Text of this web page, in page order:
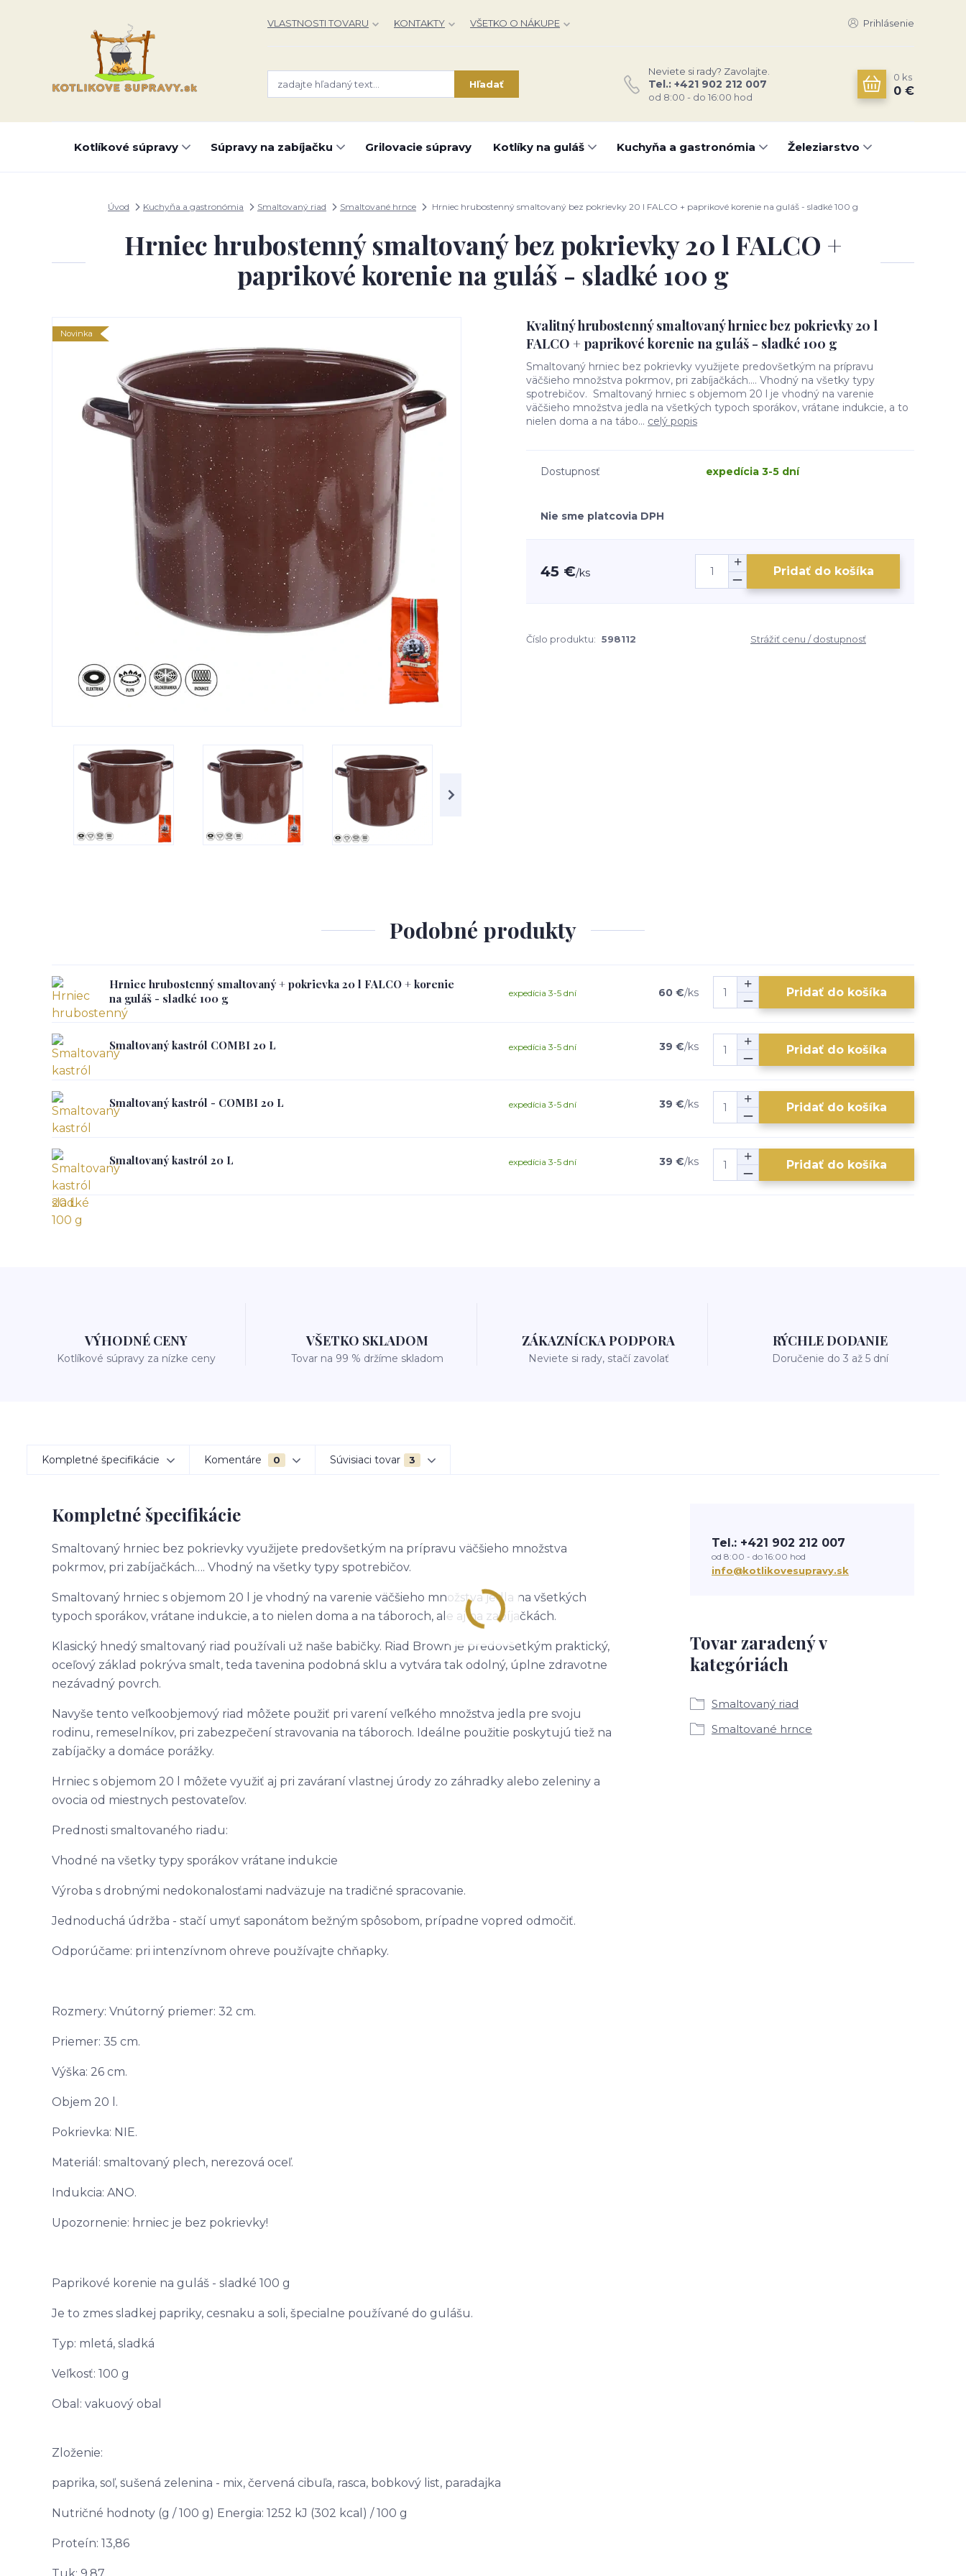
VLASTNOSTI TOVARU KONTAKTY VŠETKO O NÁKUPE Prihlásenie
Hľadať
Neviete si rady? Zavolajte.
Tel.: +421 902 212 007
od 8:00 - do 16:00 hod
0 ks
0 €
Kotlíkové súpravy Súpravy na zabíjačku Grilovacie súpravy Kotlíky na guláš Kuchyňa a gastronómia Železiarstvo
Úvod Kuchyňa a gastronómia Smaltovaný riad Smaltované hrnce Hrniec hrubostenný smaltovaný bez pokrievky 20 l FALCO + paprikové korenie na guláš - sladké 100 g
Hrniec hrubostenný smaltovaný bez pokrievky 20 l FALCO +
paprikové korenie na guláš - sladké 100 g
Novinka
Kvalitný hrubostenný smaltovaný hrniec bez pokrievky 20 l
FALCO + paprikové korenie na guláš - sladké 100 g
Smaltovaný hrniec bez pokrievky využijete predovšetkým na prípravu
väčšieho množstva pokrmov, pri zabíjačkách…. Vhodný na všetky typy
spotrebičov. Smaltovaný hrniec s objemom 20 l je vhodný na varenie
väčšieho množstva jedla na všetkých typoch sporákov, vrátane indukcie, a to
nielen doma a na tábo... celý popis
Dostupnosť expedícia 3-5 dní
Nie sme platcovia DPH
45 €/ks Pridať do košíka
Číslo produktu: 598112 Strážiť cenu / dostupnosť
Podobné produkty
Hrniec hrubostenný smaltovaný + pokrievka 20 l FALCO + korenie
na guláš - sladké 100 g
60 €/ks
expedícia 3-5 dní Pridať do košíka
Smaltovaný kastról COMBI 20 L 39 €/ks
expedícia 3-5 dní Pridať do košíka
Smaltovaný kastról - COMBI 20 L 39 €/ks
expedícia 3-5 dní Pridať do košíka
Smaltovaný kastról 20 L 39 €/ks
expedícia 3-5 dní Pridať do košíka
VÝHODNÉ CENY
Kotlíkové súpravy za nízke ceny
VŠETKO SKLADOM
Tovar na 99 % držíme skladom
ZÁKAZNÍCKA PODPORA
Neviete si rady, stačí zavolať
RÝCHLE DODANIE
Doručenie do 3 až 5 dní
Kompletné špecifikácie Komentáre 0 Súvisiaci tovar 3
Kompletné špecifikácie
Smaltovaný hrniec bez pokrievky využijete predovšetkým na prípravu väčšieho množstva
pokrmov, pri zabíjačkách…. Vhodný na všetky typy spotrebičov.
Smaltovaný hrniec s objemom 20 l je vhodný na varenie väčšieho množstva jedla na všetkých
typoch sporákov, vrátane indukcie, a to nielen doma a na táboroch, ale aj na zabíjačkách.
Klasický hnedý smaltovaný riad používali už naše babičky. Riad Brown je predovšetkým praktický,
oceľový základ pokrýva smalt, teda tavenina podobná sklu a vytvára tak odolný, úplne zdravotne
nezávadný povrch.
Navyše tento veľkoobjemový riad môžete použiť pri varení veľkého množstva jedla pre svoju
rodinu, remeselníkov, pri zabezpečení stravovania na táboroch. Ideálne použitie poskytujú tiež na
zabíjačky a domáce porážky.
Hrniec s objemom 20 l môžete využiť aj pri zaváraní vlastnej úrody zo záhradky alebo zeleniny a
ovocia od miestnych pestovateľov.
Prednosti smaltovaného riadu:
Vhodné na všetky typy sporákov vrátane indukcie
Výroba s drobnými nedokonalosťami nadväzuje na tradičné spracovanie.
Jednoduchá údržba - stačí umyť saponátom bežným spôsobom, prípadne vopred odmočiť.
Odporúčame: pri intenzívnom ohreve používajte chňapky.
Rozmery: Vnútorný priemer: 32 cm.
Priemer: 35 cm.
Výška: 26 cm.
Objem 20 l.
Pokrievka: NIE.
Materiál: smaltovaný plech, nerezová oceľ.
Indukcia: ANO.
Upozornenie: hrniec je bez pokrievky!
Paprikové korenie na guláš - sladké 100 g
Je to zmes sladkej papriky, cesnaku a soli, špecialne používané do gulášu.
Typ: mletá, sladká
Veľkosť: 100 g
Obal: vakuový obal
Zloženie:
paprika, soľ, sušená zelenina - mix, červená cibuľa, rasca, bobkový list, paradajka
Nutričné hodnoty (g / 100 g) Energia: 1252 kJ (302 kcal) / 100 g
Proteín: 13,86
Tovar zaradený v
kategóriách
Smaltovaný riad
Smaltované hrnce
Tel.: +421 902 212 007
od 8:00 - do 16:00 hod
info@kotlikovesupravy.sk